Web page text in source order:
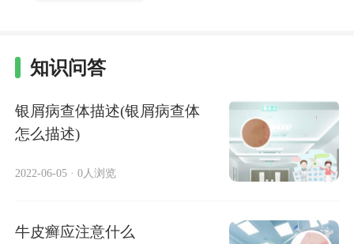
知识问答
银屑病查体描述(银屑病查体
怎么描述)
2022-06-05 · 0人浏览
牛皮癣应注意什么